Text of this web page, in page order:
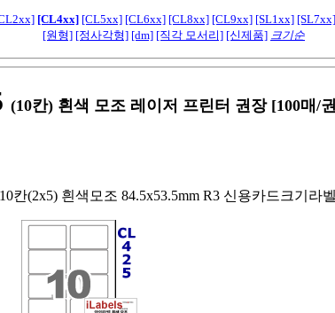
[CL4xx] [CL5xx] [CL6xx] [CL8xx] [CL9xx] [SL1xx] [SL7xx]
[원형] [정사각형] [dm] [직각 모서리] [신제품] 크기순
(10칸) 흰색 모조 레이저 프린터 권장 [100매/
칸(2x5) 흰색모조 84.5x53.5mm R3 신용카드크기라